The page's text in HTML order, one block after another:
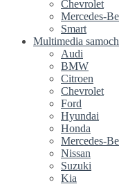
Chevrolet
Mercedes-
Smart
Multimedia
Audi
BMW
Citroen
Chevrolet
Ford
Hyundai
Honda
Mercedes-
Nissan
Suzuki
Kia